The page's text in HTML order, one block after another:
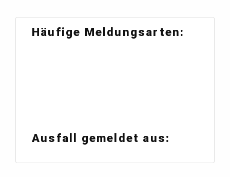
Häufige Meldungsarten:
Ausfall gemeldet aus: